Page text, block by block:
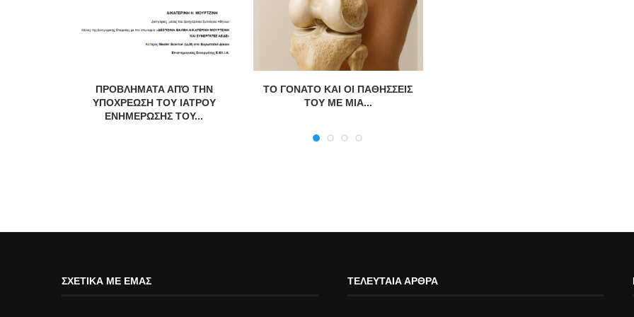
ΠΡΟΒΛΗΜΑΤΑ ΑΠΌ ΤΗΝ
ΥΠΟΧΡΕΩΣΗ ΤΟΥ ΙΑΤΡΟΥ
ΕΝΗΜΕΡΩΣΗΣ ΤΟΥ...
ΤΟ ΓΟΝΑΤΟ ΚΑΙ ΟΙ ΠΑΘΗΣΣΕΙΣ
ΤΟΥ ΜΕ ΜΙΑ...
ΣΧΕΤΙΚΆ ΜΕ ΕΜΆΣ ΤΕΛΕΥΤΑΊΑ ΆΡΘΡΑ